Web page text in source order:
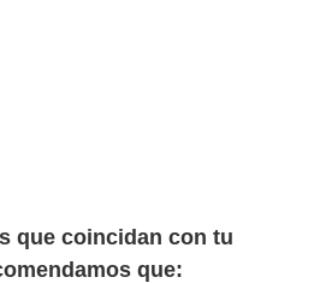
que coincidan con tu
que: